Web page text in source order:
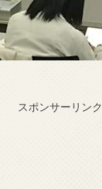
スポンサーリンク